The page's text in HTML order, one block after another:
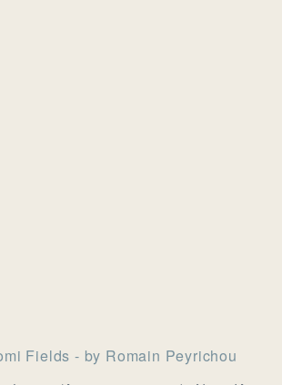
Fields - by Romain Peyrichou